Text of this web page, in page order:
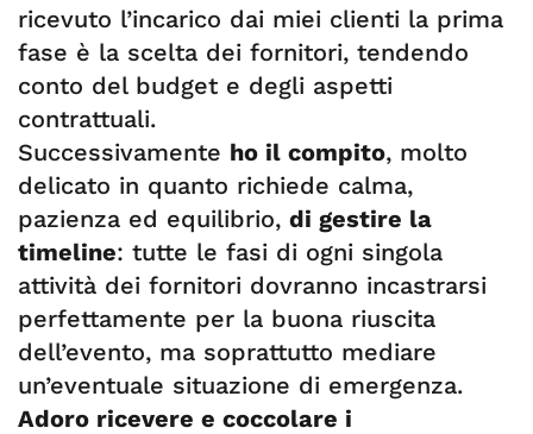
ricevuto l’incarico dai miei clienti la prima
fase è la scelta dei fornitori, tendendo
conto del budget e degli aspetti
contrattuali.
Successivamente ho il compito, molto
delicato in quanto richiede calma,
pazienza ed equilibrio, di gestire la
timeline: tutte le fasi di ogni singola
attività dei fornitori dovranno incastrarsi
perfettamente per la buona riuscita
dell’evento, ma soprattutto mediare
un’eventuale situazione di emergenza.
Adoro ricevere e coccolare i